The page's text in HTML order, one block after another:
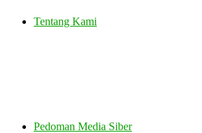
Tentang Kami
Pedoman Media Siber